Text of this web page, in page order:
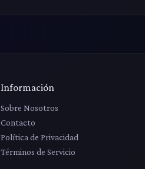
Información
Sobre Nosotros
Contacto
Política de Privacidad
Términos de Servicio